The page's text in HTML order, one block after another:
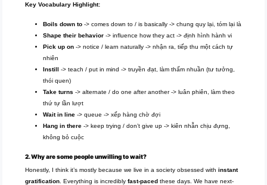
Key Vocabulary Highlight:
Boils down to -> comes down to / is basically -> chung quy lại, tóm lại là
Shape their behavior -> influence how they act -> định hình hành vi
Pick up on -> notice / learn naturally -> nhận ra, tiếp thu một cách tự
nhiên
Instill -> teach / put in mind -> truyền đạt, làm thấm nhuần (tư tưởng,
thói quen)
Take turns -> alternate / do one after another -> luân phiên, làm theo
thứ tự lần lượt
Wait in line -> queue -> xếp hàng chờ đợi
Hang in there -> keep trying / don’t give up -> kiên nhẫn chịu đựng,
không bỏ cuộc
2. Why are some people unwilling to wait?
Honestly, I think it’s mostly because we live in a society obsessed withinstant
gratification . Everything is incrediblyfast-paced these days. We have next-